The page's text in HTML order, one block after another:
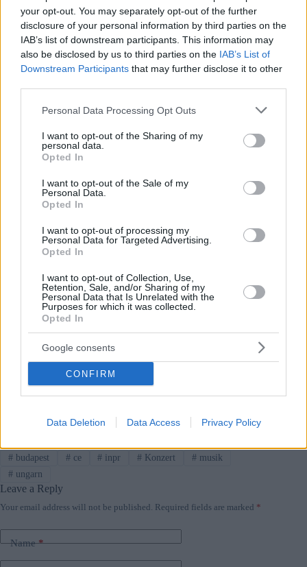
your opt-out. You may separately opt-out of the further
disclosure of your personal information by third parties on the
IAB’s list of downstream participants. This information may
also be disclosed by us to third parties on the IAB’s List of
Downstream Participants that may further disclose it to other
Please note that this website/app uses one or more Google
not limited to your visit or usage behaviour. You may click to
grant or deny consent to Google and its third-party tags to
use your data for below specified purposes in below Google
consent section.
Personal Data Processing Opt Outs
I want to opt-out of the Sharing of my
personal data.
Opted In
I want to opt-out of the Sale of my
Personal Data.
Opted In
I want to opt-out of processing my
Personal Data for Targeted Advertising.
Opted In
I want to opt-out of Collection, Use,
Retention, Sale, and/or Sharing of my
Personal Data that Is Unrelated with the
Purposes for which it was collected.
Opted In
Google consents
CONFIRM
Data Deletion Data Access Privacy Policy
Marilyn Manson, der für seine kontroversen und
schockierenden Shows bekannt ist, trat zuletzt 2017 im
Budapester Park auf, nachdem er zuvor 2009 beim VOLT
Neben seiner Musikkarriere ist Marilyn Manson auch in
Filmen und Fernsehserien mitgewirkt.
Lesen Sie auch:
OneRepublicgebennächstes Jahr wiederein Konzert
in Budapest
Klicken Sie hier, um weitere Artikel über
zu lesen.
#budapest #ce # inpr # Konzert # musik
#ungarn
Leave a Reply
Your email address will not be published. Required fields are marked *
Name*